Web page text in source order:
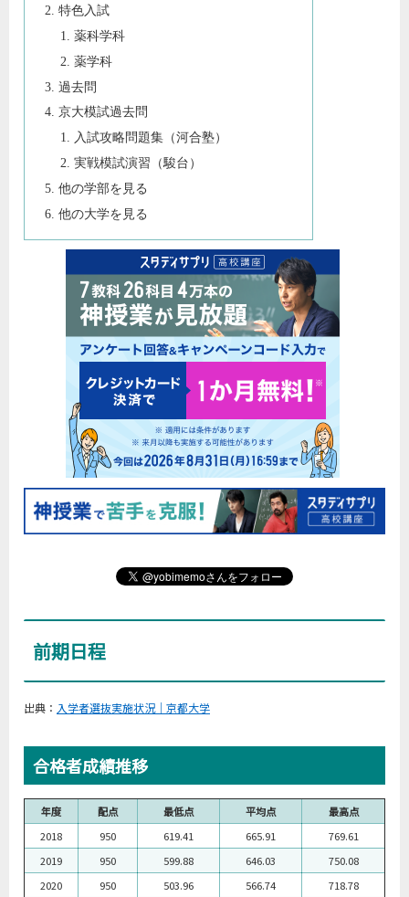
特色入試
薬科学科
薬学科
過去問
京大模試過去問
入試攻略問題集（河合塾）
実戦模試演習（駿台）
他の学部を見る
他の大学を見る
前期日程
出典： 入学者選抜実施状況｜京都大学
合格者成績推移
年度 配点 最低点 平均点
最高点
2018
950 619.41 665.91
769.61
2019
950 599.88 646.03
750.08
2020
950 503.96 566.74
718.78